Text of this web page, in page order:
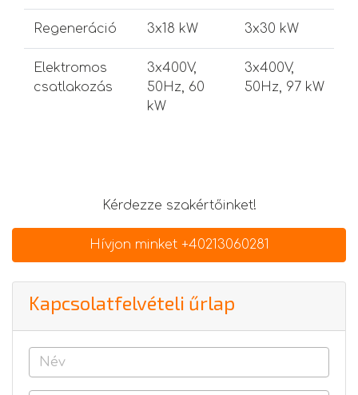
Regeneráció 3x18 kW 3x30 kW
Elektromos
csatlakozás
3x400V,
50Hz, 60
kW
3x400V,
50Hz, 97 kW
Kérdezze szakértőinket!
Hívjon minket +40213060281
Kapcsolatfelvételi űrlap